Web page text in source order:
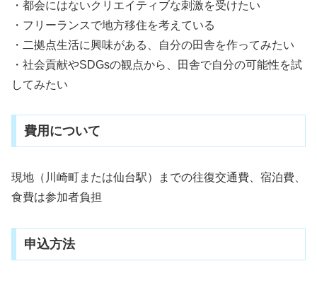
・都会にはないクリエイティブな刺激を受けたい
・フリーランスで地方移住を考えている
・二拠点生活に興味がある、自分の田舎を作ってみたい
・社会貢献やSDGsの観点から、田舎で自分の可能性を試
してみたい
費用について
現地（川崎町または仙台駅）までの往復交通費、宿泊費、
食費は参加者負担
申込方法